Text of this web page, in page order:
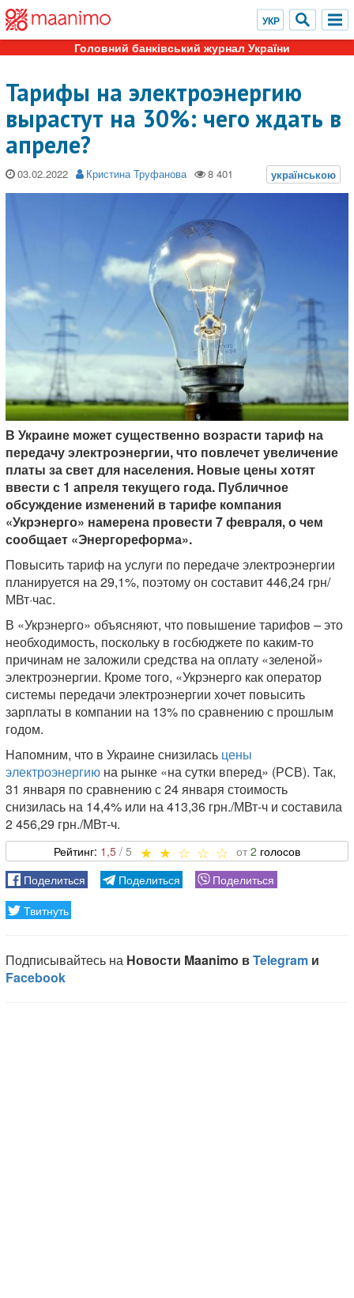
Головний банківський журнал України
Тарифы на электроэнергию
вырастут на 30%: чего ждать в
апреле?
03.02.2022 Кристина Труфанова
В Украине может существенно возрасти тариф на
передачу электроэнергии, что повлечет увеличение
платы за свет для населения. Новые цены хотят
ввести с 1 апреля текущего года. Публичное
обсуждение изменений в тарифе компания
«Укрэнерго» намерена провести 7 февраля, о чем
сообщает «Энергореформа».
Повысить тариф на услуги по передаче электроэнергии
планируется на 29,1%, поэтому он составит 446,24 грн/
МВт·час.
В «Укрэнерго» объясняют, что повышение тарифов – это
необходимость, поскольку в госбюджете по каким-то
причинам не заложили средства на оплату «зеленой»
электроэнергии. Кроме того, «Укрэнерго как оператор
системы передачи электроэнергии хочет повысить
зарплаты в компании на 13% по сравнению с прошлым
годом.
Напомним, что в Украине снизилась цены
электроэнергию на рынке «на сутки вперед» (РСВ). Так,
31 января по сравнению с 24 января стоимость
снизилась на 14,4% или на 413,36 грн./МВт-ч и составила
2 456,29 грн./МВт-ч.
1,5 2